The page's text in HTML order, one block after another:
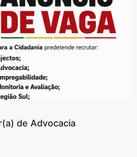
de Advocacia